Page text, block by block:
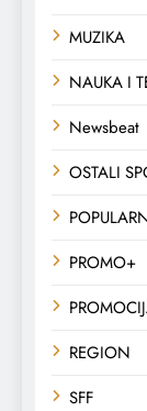
MUZIKA
NAUKA I
Newsbeat
OSTALI
PROMO+
REGION
SFF